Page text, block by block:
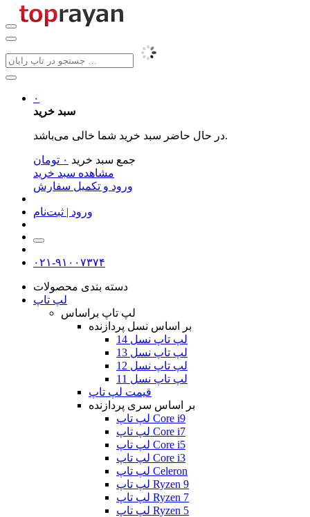
۰
سبد خرید
در حال حاضر سبد خرید شما خالی می‌باشد.
جمع سبد خرید ۰ تومان
مشاهده سبد خرید
ورود و تکمیل سفارش
ورود | ثبت‌نام
۰۲۱-۹۱۰۰۷۳۷۴
دسته بندی محصولات
لپ تاپ
لپ تاپ براساس
بر اساس نسل پردازنده
لپ تاپ نسل 14
لپ تاپ نسل 13
لپ تاپ نسل 12
لپ تاپ نسل 11
قیمت لپ تاپ
بر اساس سری پردازنده
لپ تاپ Core i9
لپ تاپ Core i7
لپ تاپ Core i5
لپ تاپ Core i3
لپ تاپ Celeron
لپ تاپ Ryzen 9
لپ تاپ Ryzen 7
لپ تاپ Ryzen 5